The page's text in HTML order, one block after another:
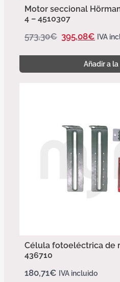
Motor seccional
4 – 4510307
573,30€ 395,08€ IVA
Añadir a
Célula fotoeléctrica de
436710
180,71€ IVA incluido